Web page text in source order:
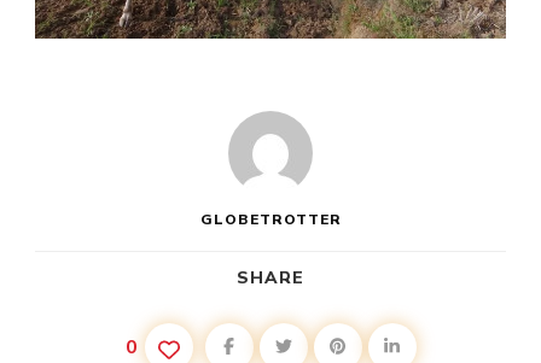
GLOBETROTTER
SHARE
0